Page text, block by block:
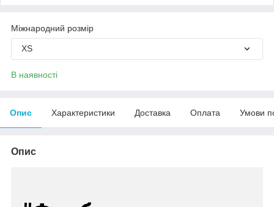
Міжнародний розмір
XS
В наявності
Опис Характеристики Доставка Оплата Умови
Опис